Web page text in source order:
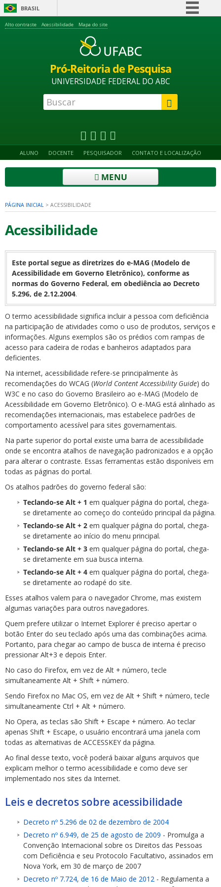
BRASIL
Acesso à informação
Alto contraste Acessibilidade Mapa do site
Pró-Reitoria de Pesquisa
UNIVERSIDADE FEDERAL DO ABC
ALUNO DOCENTE PESQUISADOR CONTATO E LOCALIZAÇÃO
MENU
PÁGINA INICIAL > ACESSIBILIDADE
Acessibilidade
Este portal segue as diretrizes do e-MAG (Modelo de
Acessibilidade em Governo Eletrônico), conforme as
normas do Governo Federal, em obediência ao Decreto
5.296, de 2.12.2004.
O termo acessibilidade significa incluir a pessoa com deficiência
na participação de atividades como o uso de produtos, serviços e
informações. Alguns exemplos são os prédios com rampas de
acesso para cadeira de rodas e banheiros adaptados para
deficientes.
Na internet, acessibilidade refere-se principalmente às
recomendações do WCAG (World Content Accessibility Guide) do
W3C e no caso do Governo Brasileiro ao e-MAG (Modelo de
Acessibilidade em Governo Eletrônico). O e-MAG está alinhado as
recomendações internacionais, mas estabelece padrões de
comportamento acessível para sites governamentais.
Na parte superior do portal existe uma barra de acessibilidade
onde se encontra atalhos de navegação padronizados e a opção
para alterar o contraste. Essas ferramentas estão disponíveis em
todas as páginas do portal.
Os atalhos padrões do governo federal são:
Teclando-se Alt + 1 em qualquer página do portal, chega-
se diretamente ao começo do conteúdo principal da página.
Teclando-se Alt + 2 em qualquer página do portal, chega-
se diretamente ao início do menu principal.
Teclando-se Alt + 3 em qualquer página do portal, chega-
se diretamente em sua busca interna.
Teclando-se Alt + 4 em qualquer página do portal, chega-
se diretamente ao rodapé do site.
Esses atalhos valem para o navegador Chrome, mas existem
algumas variações para outros navegadores.
Quem prefere utilizar o Internet Explorer é preciso apertar o
botão Enter do seu teclado após uma das combinações acima.
Portanto, para chegar ao campo de busca de interna é preciso
pressionar Alt+3 e depois Enter.
No caso do Firefox, em vez de Alt + número, tecle
simultaneamente Alt + Shift + número.
Sendo Firefox no Mac OS, em vez de Alt + Shift + número, tecle
simultaneamente Ctrl + Alt + número.
No Opera, as teclas são Shift + Escape + número. Ao teclar
apenas Shift + Escape, o usuário encontrará uma janela com
todas as alternativas de ACCESSKEY da página.
Ao final desse texto, você poderá baixar alguns arquivos que
explicam melhor o termo acessibilidade e como deve ser
implementado nos sites da Internet.
Leis e decretos sobre acessibilidade
Decreto nº 5.296 de 02 de dezembro de 2004
Decreto nº 6.949, de 25 de agosto de 2009 - Promulga a
Convenção Internacional sobre os Direitos das Pessoas
com Deficiência e seu Protocolo Facultativo, assinados em
Nova York, em 30 de março de 2007
Decreto nº 7.724, de 16 de Maio de 2012 - Regulamenta a